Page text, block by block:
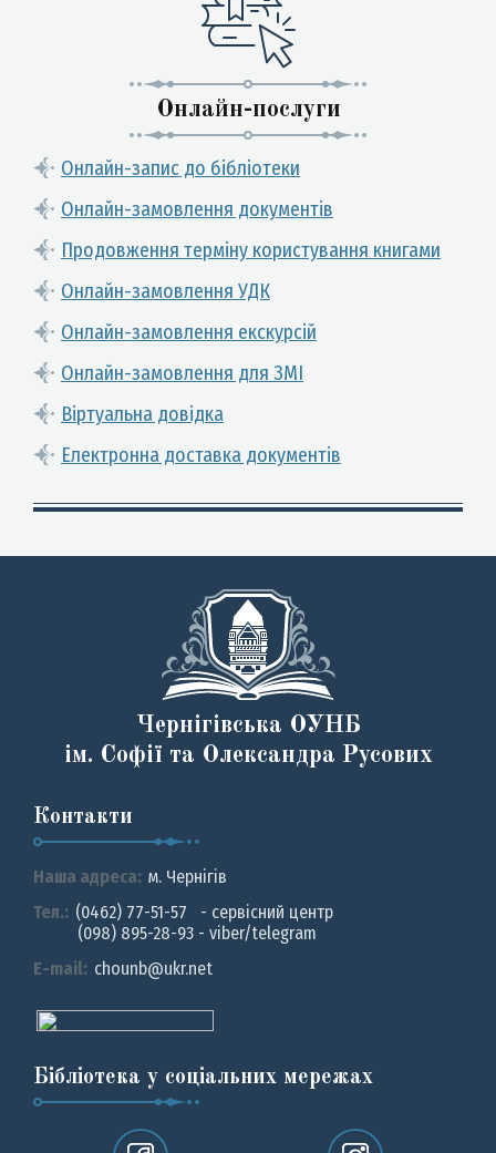
Онлайн-послуги
Онлайн-запис до бібліотеки
Онлайн-замовлення документів
Продовження терміну користування книгами
Онлайн-замовлення УДК
Онлайн-замовлення екскурсій
Онлайн-замовлення для ЗМІ
Віртуальна довідка
Електронна доставка документів
Чернігівська ОУНБ
ім. Софії та Олександра Русових
Контакти
Наша адреса: м. Чернiгiв
Тел.: (0462) 77-51-57 - сервісний центр
(098) 895-28-93 - viber/telegram
E-mail: chounb@ukr.net
Бібліотека у соціальних мережах